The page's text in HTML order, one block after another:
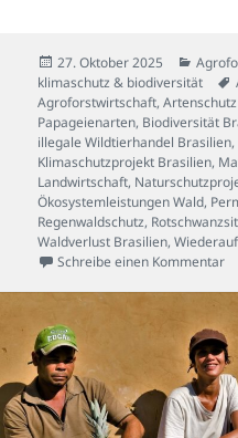
Veröffentlicht
am
27. Oktober 2025
klimaschutz & biodiversität
Agroforstwirtschaft,
Papageienarten, Biodiversität
illegale Wildtierhandel Brasilien,
Klimaschutzprojekt Brasilien,
Landwirtschaft,
Ökosystemleistungen Wald,
Regenwaldschutz,
Waldverlust Brasilien,
Schreibe einen Kommentar